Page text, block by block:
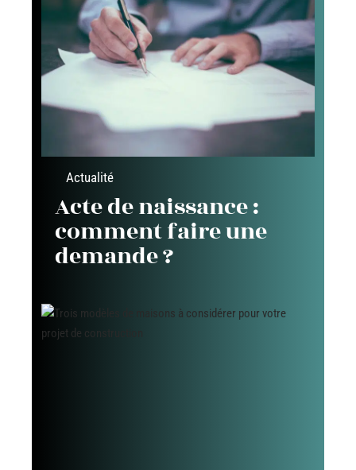
Actualité
Acte de naissance :
comment faire une
demande ?